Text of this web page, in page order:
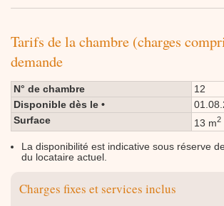
Tarifs de la chambre (charges
demande
N° de chambre
12
Disponible dès le •
Surface
13 m2
La disponibilité est indicative sous réserve
du locataire actuel.
Charges fixes et services inclus